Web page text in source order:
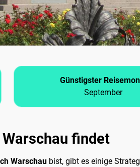
Günstigster
September
findet
Warschau bist, gibt es einige